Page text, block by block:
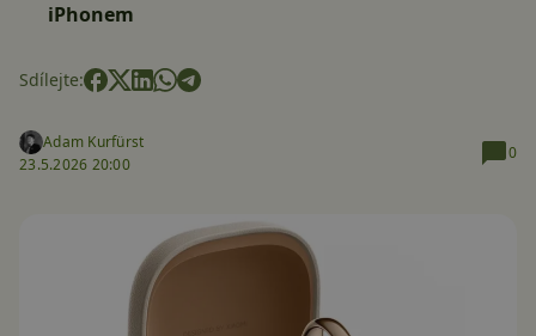
iPhonem
Sdílejte:
Adam Kurfürst
23.5.2026 20:00
0